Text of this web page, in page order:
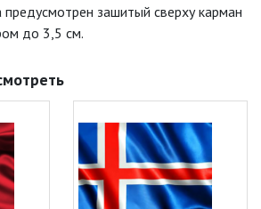
предусмотрен зашитый сверху карман
до 3,5 см.